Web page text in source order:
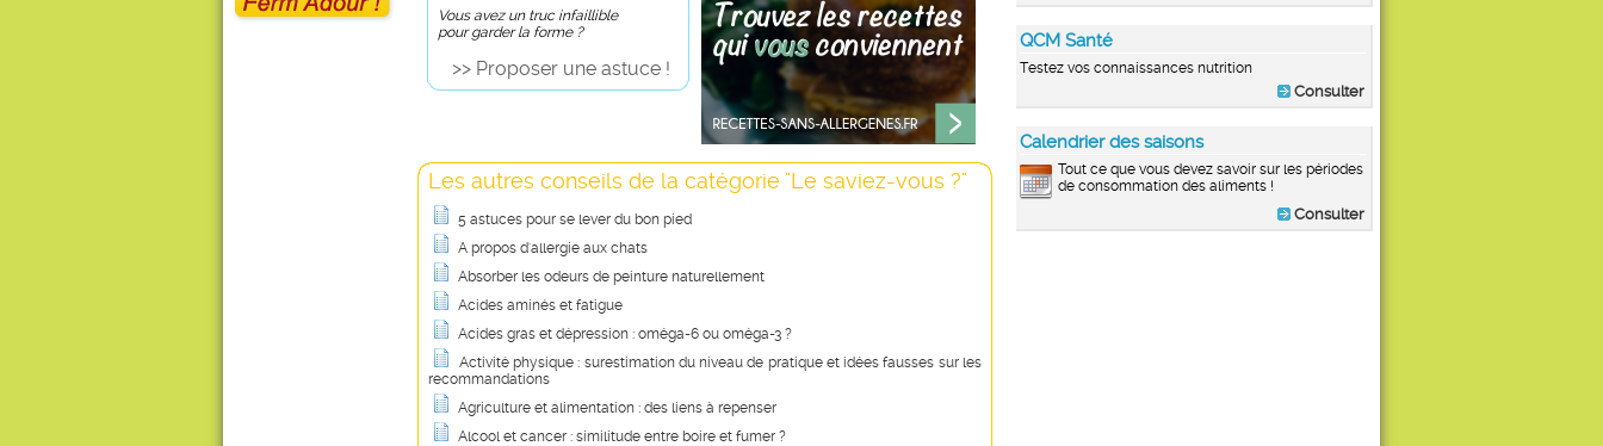
QCM Santé
Testez vos connaissances nutrition
Consulter
Calendrier des saisons
Tout ce que vous devez savoir sur les périodes
de consommation des aliments !
Consulter
Vous avez un truc infaillible
pour garder la forme ?
>> Proposer une astuce !
Les autres conseils de la catégorie "Le saviez-vous ?"
5 astuces pour se lever du bon pied
A propos d'allergie aux chats
Absorber les odeurs de peinture naturellement
Acides aminés et fatigue
Acides gras et dépression : oméga-6 ou oméga-3 ?
Activité physique : surestimation du niveau de pratique et idées fausses sur les
recommandations
Agriculture et alimentation : des liens à repenser
Alcool et cancer : similitude entre boire et fumer ?